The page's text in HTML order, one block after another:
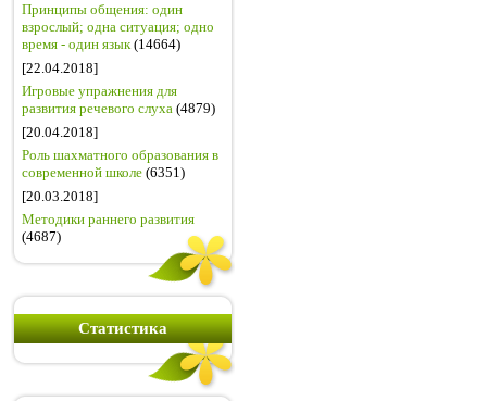
Принципы общения: один
взрослый; одна ситуация; одно
время - один язык(14664)
[22.04.2018]
Игровые упражнения для
развития речевого слуха (4879)
[20.04.2018]
Роль шахматного образования в
современной школе (6351)
[20.03.2018]
Методики раннего развития
(4687)
Статистика